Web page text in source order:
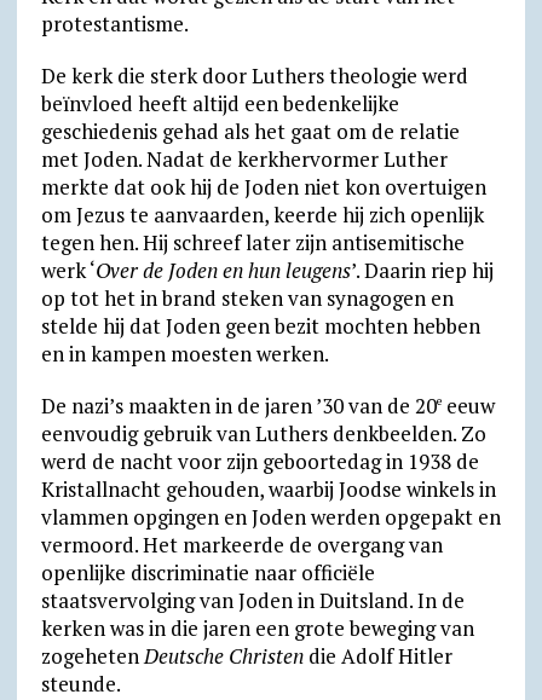
protestantisme.
De kerk die sterk door Luthers theologie werd
beïnvloed heeft altijd een bedenkelijke
geschiedenis gehad als het gaat om de relatie
met Joden. Nadat de kerkhervormer Luther
merkte dat ook hij de Joden niet kon overtuigen
om Jezus te aanvaarden, keerde hij zich openlijk
tegen hen. Hij schreef later zijn antisemitische
werk ‘Over de Joden en hun leugens’. Daarin riep hij
op tot het in brand steken van synagogen en
stelde hij dat Joden geen bezit mochten hebben
en in kampen moesten werken.
De nazi’s maakten in de jaren ’30 van de 20eeeuw
eenvoudig gebruik van Luthers denkbeelden. Zo
werd de nacht voor zijn geboortedag in 1938 de
Kristallnacht gehouden, waarbij Joodse winkels in
vlammen opgingen en Joden werden opgepakt en
vermoord. Het markeerde de overgang van
openlijke discriminatie naar officiële
staatsvervolging van Joden in Duitsland. In de
kerken was in die jaren een grote beweging van
zogehetenDeutsche Christendie Adolf Hitler
steunde.